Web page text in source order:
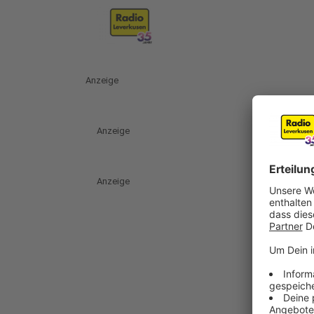
Anzeige
Anzeige
Anzeige